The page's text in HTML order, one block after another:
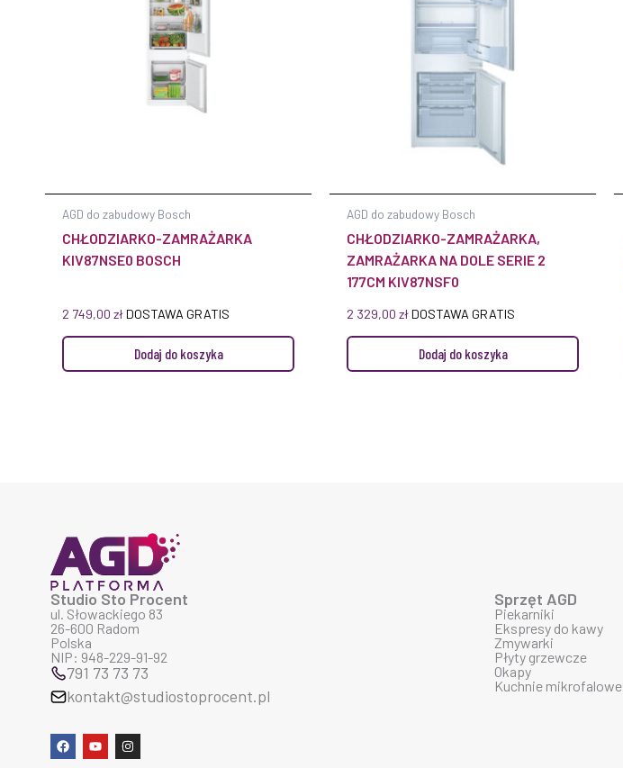
AGD do zabudowy Bosch
CHŁODZIARKO-ZAMRAŻARKA
KIV87NSE0 BOSCH
2 749,00złDOSTAWA GRATIS
Dodaj do koszyka
AGD do zabudowy Bosch
CHŁODZIARKO-ZAMRAŻARKA,
ZAMRAŻARKA NA DOLE SERIE 2
177CM KIV87NSF0
2 329,00złDOSTAWA GRATIS
Dodaj do koszyka
Studio Sto Procent
ul. Słowackiego 83
26-600 Radom
Polska
NIP: 948-229-91-92
791 73 73 73
kontakt@studiostoprocent.pl
F
a
c
Y
o
u
I
n
s
Sprzęt AGD
Piekarniki
Ekspresy do kawy
Zmywarki
Płyty grzewcze
Okapy
Kuchnie mikrofalowe